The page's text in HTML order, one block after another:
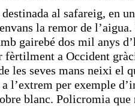
al safareig, en
la remor de
gairebé dos mil anys
fèrtilment a Occident
les seves mans neixi el
l’extrem per exemple
blanc. Policromia